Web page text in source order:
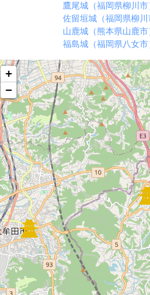
鷹尾城（福岡県柳川市
佐留垣城（福岡県柳川
山鹿城（熊本県山鹿市
福島城（福岡県八女市
+
−